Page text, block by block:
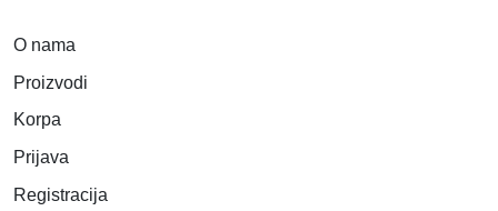
O nama
Proizvodi
Korpa
Prijava
Registracija